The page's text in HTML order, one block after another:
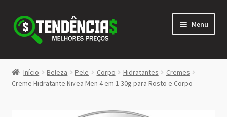
Pular
para
navegação
Pular
para
conteúdo
Menu
LOJA
<>
Início Beleza Pele Corpo Hidratantes
Cremes
Creme Hidratante Nivea Men 4 em 1 30g para Rosto e Corpo